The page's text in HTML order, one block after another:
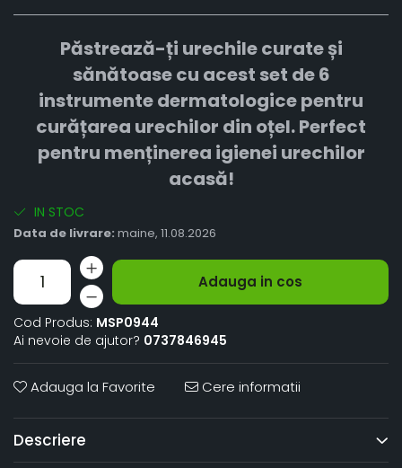
Păstrează-ți urechile curate și
sănătoase cu acest set de 6
instrumente dermatologice pentru
curățarea urechilor din oțel. Perfect
pentru menținerea igienei urechilor
acasă!
IN STOC
Data de livrare: maine, 11.08.2026
Adauga in cos
Cod Produs: MSP0944
Ai nevoie de ajutor? 0737846945
Adauga la Favorite Cere informatii
Descriere